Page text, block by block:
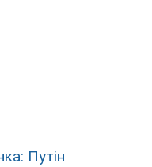
Путін